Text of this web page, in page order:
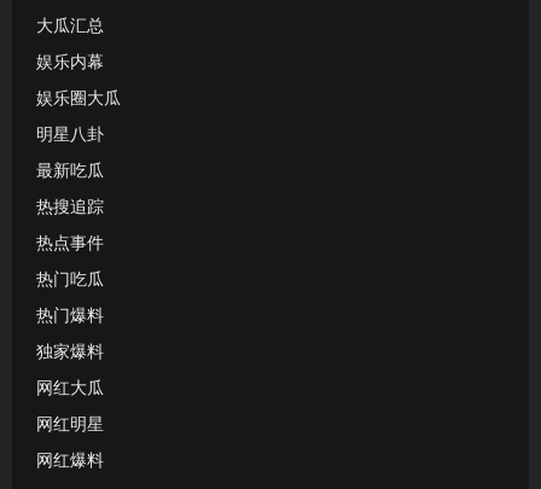
大瓜汇总
娱乐内幕
娱乐圈大瓜
明星八卦
最新吃瓜
热搜追踪
热点事件
热门吃瓜
热门爆料
独家爆料
网红大瓜
网红明星
网红爆料